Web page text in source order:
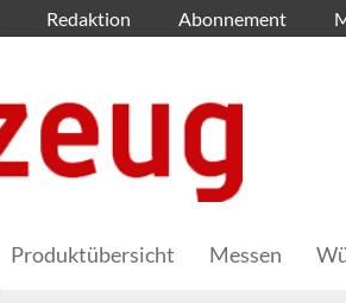
Redaktion Abonnement
Produktübersicht Messen